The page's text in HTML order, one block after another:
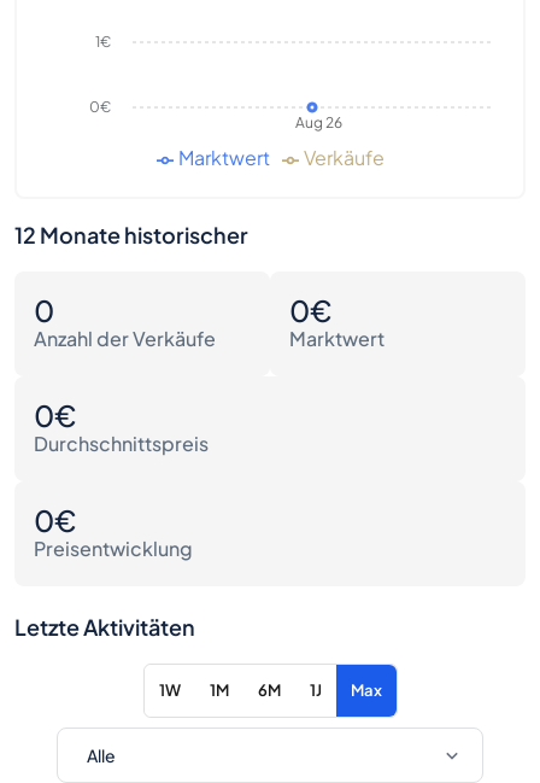
Aug 26
0€
1€
Marktwert Verkäufe
12 Monate historischer
0
Anzahl der Verkäufe
0€
Marktwert
0€
Durchschnittspreis
0€
Preisentwicklung
Letzte Aktivitäten
1W 1M 6M 1J Max